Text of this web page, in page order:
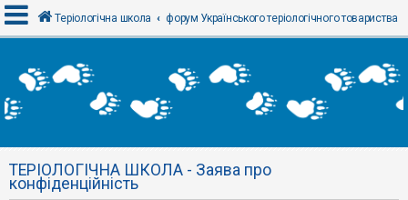
х
і
Р
е
Теріологічна школа форум Українського теріологічного товариства
ТЕРІОЛОГІЧНА ШКОЛА - Заява про
конфіденційність